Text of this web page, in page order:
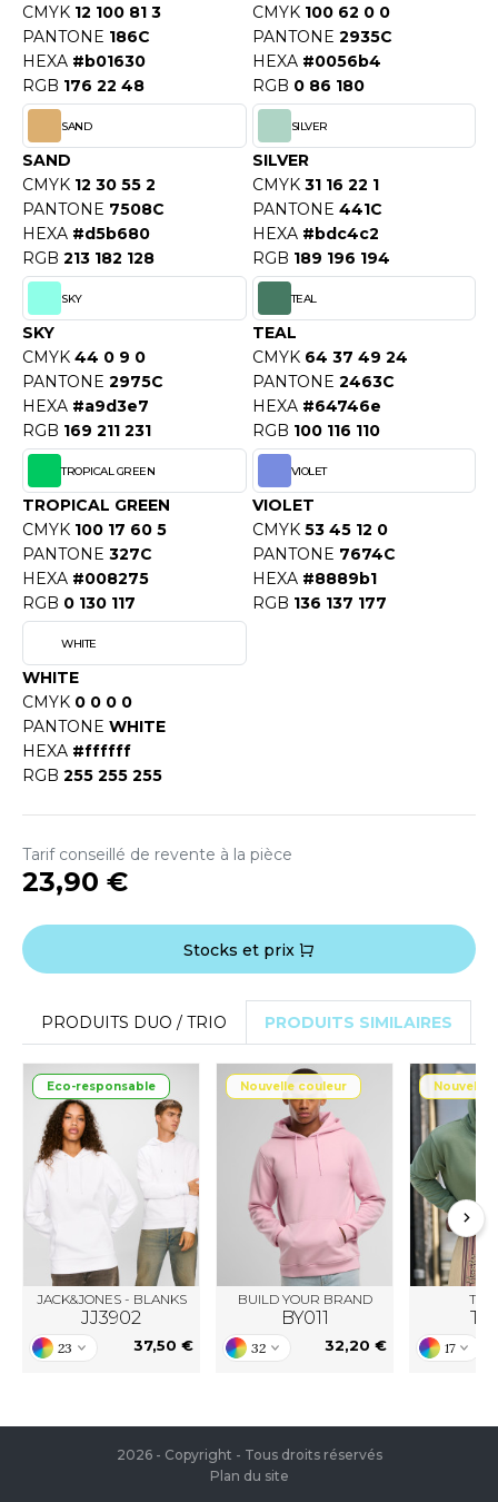
CMYK 12 100 81 3
PANTONE 186C
HEXA #b01630
RGB 176 22 48
CMYK 100 62 0 0
PANTONE 2935C
HEXA #0056b4
RGB 0 86 180
SAND
SAND
CMYK 12 30 55 2
PANTONE 7508C
HEXA #d5b680
RGB 213 182 128
SILVER
SILVER
CMYK 31 16 22 1
PANTONE 441C
HEXA #bdc4c2
RGB 189 196 194
SKY
SKY
CMYK 44 0 9 0
PANTONE 2975C
HEXA #a9d3e7
RGB 169 211 231
TEAL
TEAL
CMYK 64 37 49 24
PANTONE 2463C
HEXA #64746e
RGB 100 116 110
TROPICAL GREEN
TROPICAL GREEN
CMYK 100 17 60 5
PANTONE 327C
HEXA #008275
RGB 0 130 117
VIOLET
VIOLET
CMYK 53 45 12 0
PANTONE 7674C
HEXA #8889b1
RGB 136 137 177
WHITE
WHITE
CMYK 0 0 0 0
PANTONE WHITE
HEXA #ffffff
RGB 255 255 255
Tarif conseillé de revente à la pièce
23,90 €
Stocks et prix
PRODUITS DUO / TRIO PRODUITS SIMILAIRES
Eco-responsable
JACK&JONES - BLANKS
JJ3902
23 37,50 €
Nouvelle couleur
BUILD YOUR BRAND
BY011
32 32,20 €
Nouvelle
TEE
17
2026 - Copyright - Tous droits réservés
Plan du site